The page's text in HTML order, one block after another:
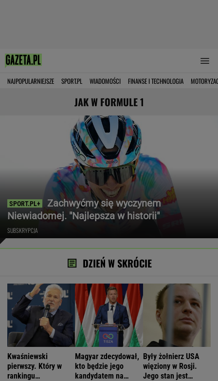
NAJPOPULARNIEJSZE SPORT.PL WIADOMOŚCI FINANSE I TECHNOLOGIA
JAK W FORMULE 1
Zachwyćmy się wyczynem
Niewiadomej. "Najlepsza w historii"
SUBSKRYPCJA
DZIEŃ W SKRÓCIE
Kwaśniewski
pierwszy. Który w
rankingu
Magyar zdecydował,
kto będzie jego
kandydatem na
Były żołnierz USA
więziony w Rosji.
Jego stan jest